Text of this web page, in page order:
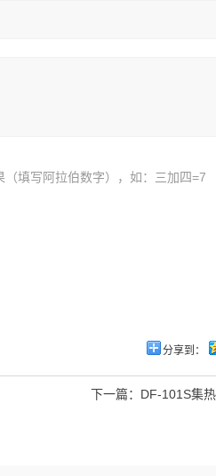
（填写阿拉伯数字），如：三加四=7
分享到：
下一篇： DF-101S集